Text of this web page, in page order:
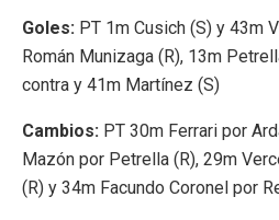
Goles: PT 1m Cusich (S) y 43m
Román Munizaga (R), 13m
contra y 41m Martínez (S)
Cambios: PT 30m Ferrari por
Mazón por Petrella (R), 29m
(R) y 34m Facundo Coronel por